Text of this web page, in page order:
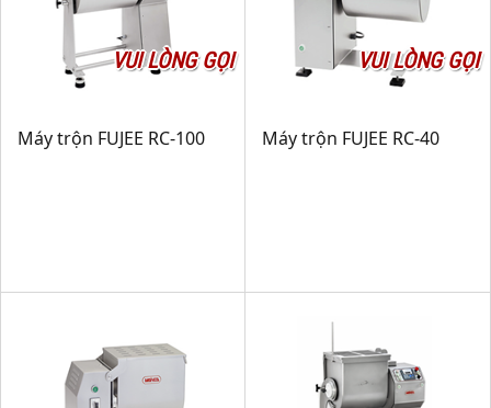
VUI LÒNG GỌI
Máy trộn FUJEE RC-100
VUI LÒNG GỌI
Máy trộn FUJEE RC-40